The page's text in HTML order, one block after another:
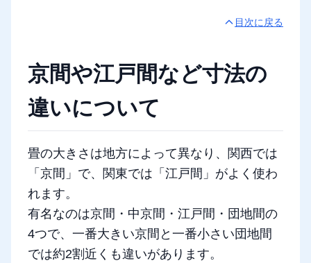
目次に戻る
京間や江戸間など寸法の
違いについて
畳の大きさは地方によって異なり、関西では
「京間」で、関東では「江戸間」がよく使わ
れます。
有名なのは京間・中京間・江戸間・団地間の
4つで、一番大きい京間と一番小さい団地間
では約2割近くも違いがあります。